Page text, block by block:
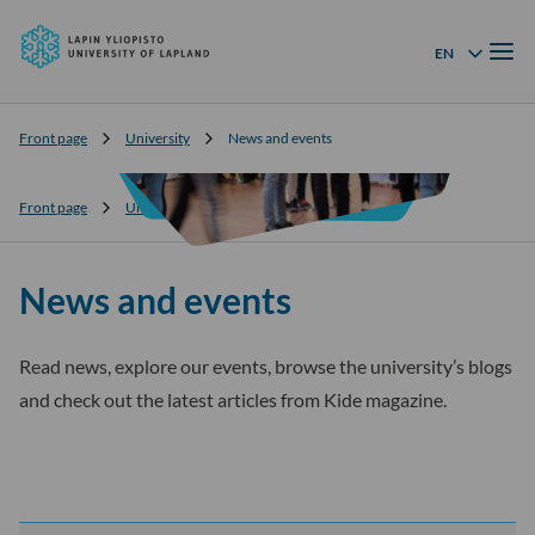
Skip to
content ↓
of
EN
Language menu
Menu
Front page University News and events
Front page University News and events
News and events
Read news, explore our events, browse the university’s blogs
and check out the latest articles from Kide magazine.